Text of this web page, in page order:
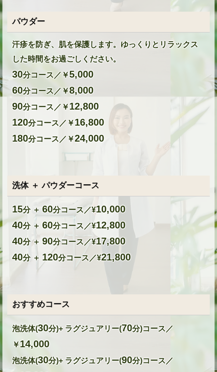
パウダー
汗疹を防ぎ、肌を保護します。ゆっくりとリラックス
した時間をお過ごしください。
30分コース／￥5,000
60分コース／￥8,000
90分コース／￥12,800
120分コース／￥16,800
180分コース／￥24,000
洗体 ＋ パウダーコース
15分 ＋ 60分コース／¥10,000
40分 ＋ 60分コース／¥12,800
40分 ＋ 90分コース／¥17,800
40分 ＋ 120分コース／¥21,800
おすすめコース
泡洗体(30分)+ ラグジュアリー(70分)コース／
￥14,000
泡洗体(30分)+ ラグジュアリー(90分)コース／